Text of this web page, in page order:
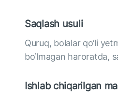
Saqlash usuli
Quruq, bolalar qo‘li
bo‘lmagan haroratda,
Ishlab chiqarilgan